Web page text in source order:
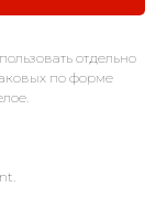
отдельно
по форме